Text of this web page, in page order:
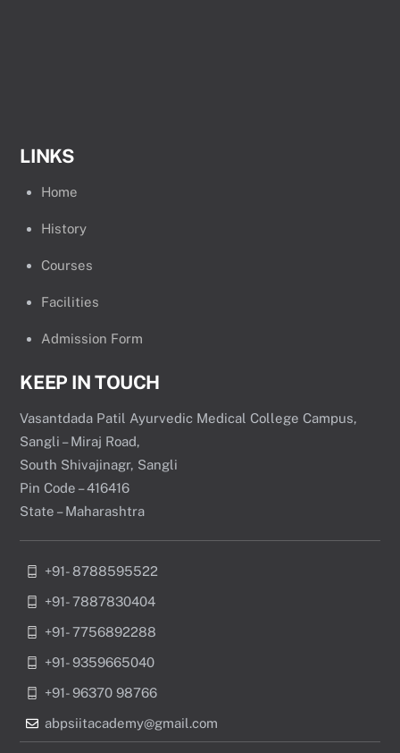
LINKS
Home
History
Courses
Facilities
Admission Form
KEEP IN TOUCH
Vasantdada Patil Ayurvedic Medical College Campus,
Sangli – Miraj Road,
South Shivajinagr, Sangli
Pin Code – 416416
State – Maharashtra
+91- 8788595522
+91- 7887830404
+91- 7756892288
+91- 9359665040
+91- 96370 98766
abpsiitacademy@gmail.com